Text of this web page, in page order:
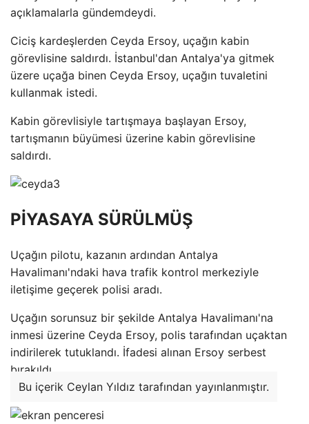
açıklamalarla gündemdeydi.
Ciciş kardeşlerden Ceyda Ersoy, uçağın kabin
görevlisine saldırdı. İstanbul'dan Antalya'ya gitmek
üzere uçağa binen Ceyda Ersoy, uçağın tuvaletini
kullanmak istedi.
Kabin görevlisiyle tartışmaya başlayan Ersoy,
tartışmanın büyümesi üzerine kabin görevlisine
saldırdı.
PİYASAYA SÜRÜLMÜŞ
Uçağın pilotu, kazanın ardından Antalya
Havalimanı'ndaki hava trafik kontrol merkeziyle
iletişime geçerek polisi aradı.
Uçağın sorunsuz bir şekilde Antalya Havalimanı'na
inmesi üzerine Ceyda Ersoy, polis tarafından uçaktan
indirilerek tutuklandı. İfadesi alınan Ersoy serbest
bırakıldı.
Bu içerik Ceylan Yıldız tarafından yayınlanmıştır.